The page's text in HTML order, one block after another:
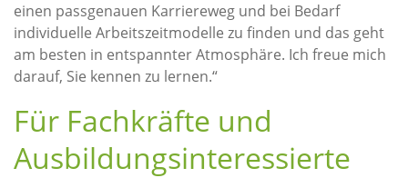
einen passgenauen Karriereweg und bei Bedarf
individuelle Arbeitszeitmodelle zu finden und das geht
am besten in entspannter Atmosphäre. Ich freue mich
darauf, Sie kennen zu lernen.“
Für Fachkräfte und
Ausbildungsinteressierte